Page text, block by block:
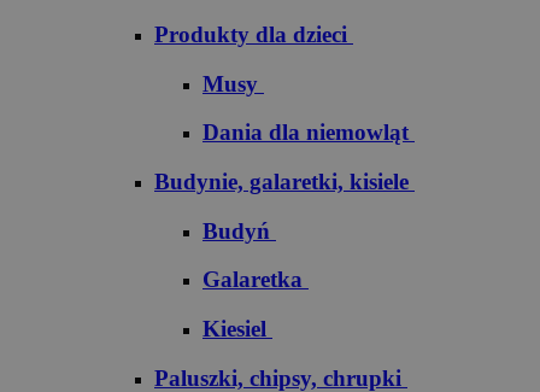
Produkty dla dzieci
Musy
Dania dla niemowląt
Budynie, galaretki, kisiele
Budyń
Galaretka
Kiesiel
Paluszki, chipsy, chrupki